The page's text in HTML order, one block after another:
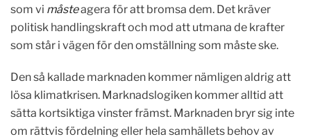
som vi måsteagera för att bromsa dem. Det kräver
politisk handlingskraft och mod att utmana de krafter
som står i vägen för den omställning som måste ske.
Den så kallade marknaden kommer nämligen aldrig att
lösa klimatkrisen. Marknadslogiken kommer alltid att
sätta kortsiktiga vinster främst. Marknaden bryr sig inte
om rättvis fördelning eller hela samhällets behov av